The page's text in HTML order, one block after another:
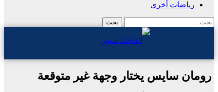
رياضات أخرى
رومان سايس يختار وجهة غير متوقعة